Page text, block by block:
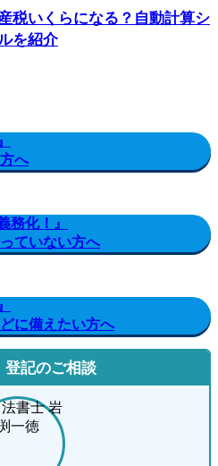
税いくらになる？自動計算シ
を紹介
へ
務化！』
いない方へ
備えたい方へ
登記のご相談